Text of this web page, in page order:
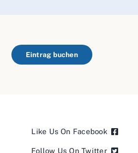
Eintrag buchen
Like Us On Facebook
Follow Us On Twitter